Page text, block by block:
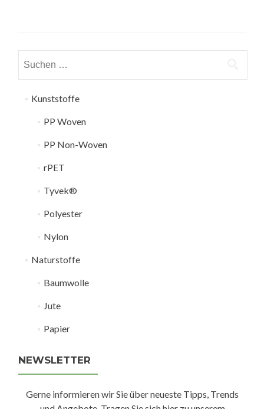
nach:
Kunststoffe
PP Woven
PP Non-Woven
rPET
Tyvek®
Polyester
Nylon
Naturstoffe
Baumwolle
Jute
Papier
NEWSLETTER
Gerne informieren wir Sie über neueste Tipps, Trends